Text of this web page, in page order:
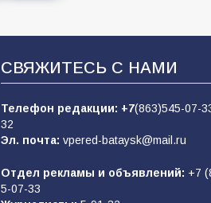
СВЯЖИТЕСЬ С НАМИ
Телефон редакции: +7(863)545-07-
32
Эл. почта: vpered-bataysk@mail.ru
Отдел рекламы и объявлений: +7
5-07-33